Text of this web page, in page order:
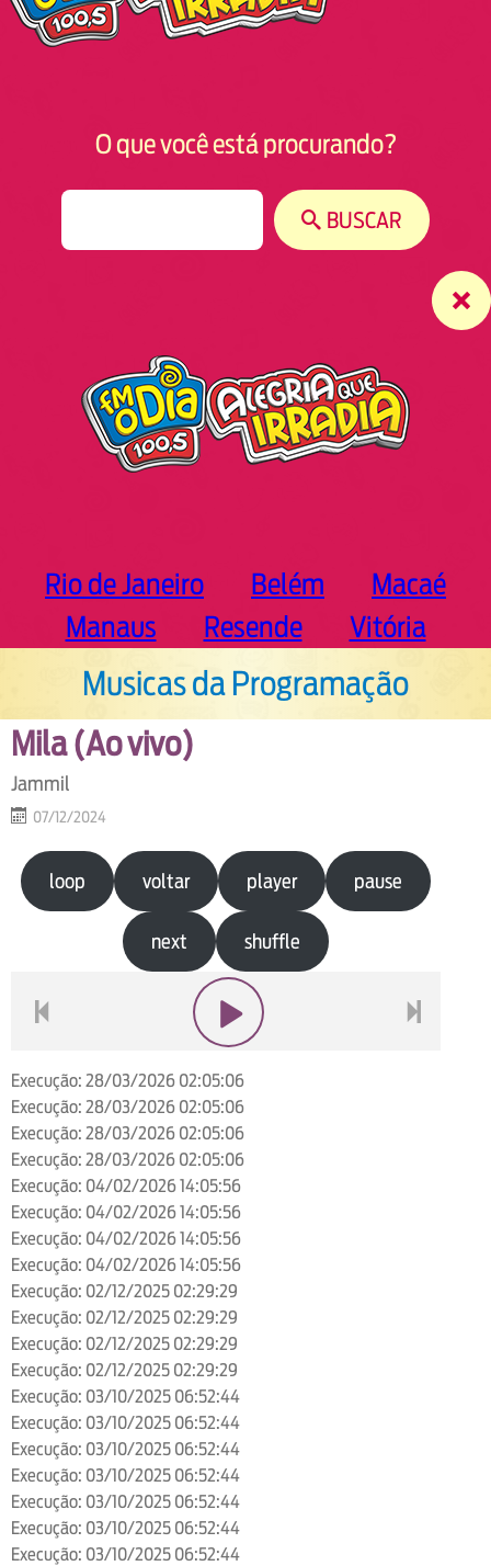
O que você está procurando?
BUSCAR
Rio de Janeiro Belém
Macaé
Manaus
Resende Vitória
Musicas da Programação
Mila (Ao vivo)
Jammil
07/12/2024
loop voltar player pause
next shuffle
Execução: 28/03/2026 02:05:06
Execução: 28/03/2026 02:05:06
Execução: 28/03/2026 02:05:06
Execução: 28/03/2026 02:05:06
Execução: 04/02/2026 14:05:56
Execução: 04/02/2026 14:05:56
Execução: 04/02/2026 14:05:56
Execução: 04/02/2026 14:05:56
Execução: 02/12/2025 02:29:29
Execução: 02/12/2025 02:29:29
Execução: 02/12/2025 02:29:29
Execução: 02/12/2025 02:29:29
Execução: 03/10/2025 06:52:44
Execução: 03/10/2025 06:52:44
Execução: 03/10/2025 06:52:44
Execução: 03/10/2025 06:52:44
Execução: 03/10/2025 06:52:44
Execução: 03/10/2025 06:52:44
Execução: 03/10/2025 06:52:44